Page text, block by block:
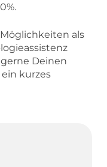
als
Deinen
kurzes